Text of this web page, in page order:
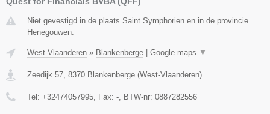
Niet gevestigd in de plaats Saint Symphorien en in de provincie
Henegouwen.
West-Vlaanderen » Blankenberge Google maps ▼
Zeedijk 57, 8370 Blankenberge (West-Vlaanderen)
Tel: +32474057995, Fax: -, BTW-nr: 0887282556